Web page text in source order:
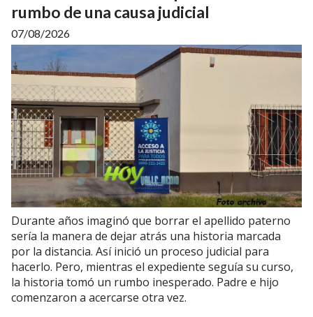
rumbo de una causa judicial
07/08/2026
Durante años imaginó que borrar el apellido paterno
sería la manera de dejar atrás una historia marcada
por la distancia. Así inició un proceso judicial para
hacerlo. Pero, mientras el expediente seguía su curso,
la historia tomó un rumbo inesperado. Padre e hijo
comenzaron a acercarse otra vez.